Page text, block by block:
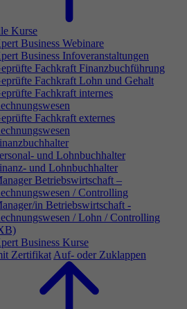
Kurse
Business Webinare
Business Infoveranstaltungen
Fachkraft Finanzbuchführung
Fachkraft Lohn und Gehalt
Fachkraft internes
Fachkraft externes
und Lohnbuchhalter
und Lohnbuchhalter
Betriebswirtschaft –
/ Controlling
in Betriebswirtschaft -
/ Lohn / Controlling
Business Kurse
Zertifikat Auf- oder Zuklappen